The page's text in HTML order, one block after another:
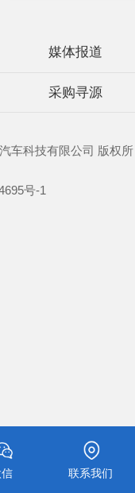
媒体报道
采购寻源
车科技有限公司 版权所
号-1
联系我们